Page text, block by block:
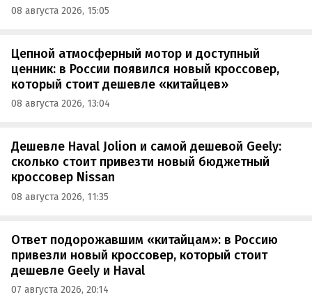
08 августа 2026, 15:05
Цепной атмосферный мотор и доступный
ценник: в России появился новый кроссовер,
который стоит дешевле «китайцев»
08 августа 2026, 13:04
Дешевле Haval Jolion и самой дешевой Geely:
сколько стоит привезти новый бюджетный
кроссовер Nissan
08 августа 2026, 11:35
Ответ подорожавшим «китайцам»: в Россию
привезли новый кроссовер, который стоит
дешевле Geely и Haval
07 августа 2026, 20:14